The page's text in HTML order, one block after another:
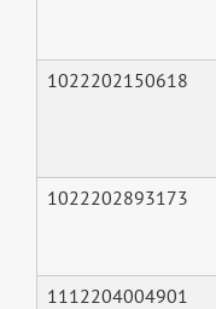
1022202150618
1022202893173
1112204004901